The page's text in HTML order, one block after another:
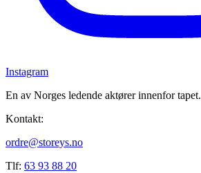
Instagram
En av Norges ledende aktører innenfor tapet.
Kontakt:
ordre@storeys.no
Tlf: 63 93 88 20